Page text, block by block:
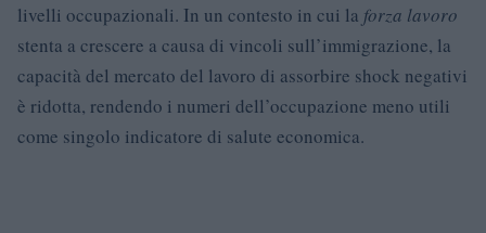
livelli occupazionali. In un contesto in cui la forza lavoro
stenta a crescere a causa di vincoli sull’immigrazione, la
capacità del mercato del lavoro di assorbire shock negativi
è ridotta, rendendo i numeri dell’occupazione meno utili
come singolo indicatore di salute economica.